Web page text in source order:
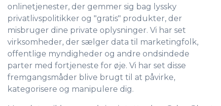
onlinetjenester, der gemmer sig bag lyssky
privatlivspolitikker og "gratis" produkter, der
misbruger dine private oplysninger. Vi har set
virksomheder, der sælger data til marketingfolk,
offentlige myndigheder og andre ondsindede
parter med fortjeneste for øje. Vi har set disse
fremgangsmåder blive brugt til at påvirke,
kategorisere og manipulere dig.